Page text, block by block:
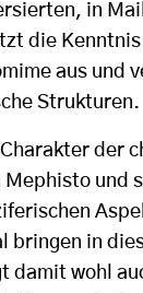
in
die
aus und
Strukturen.
der
und
bringen in
damit wohl